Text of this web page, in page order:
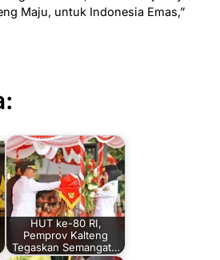
Maju, untuk Indonesia Emas,”
HUT ke-80 RI,
Pemprov Kalteng
Tegaskan Semangat…